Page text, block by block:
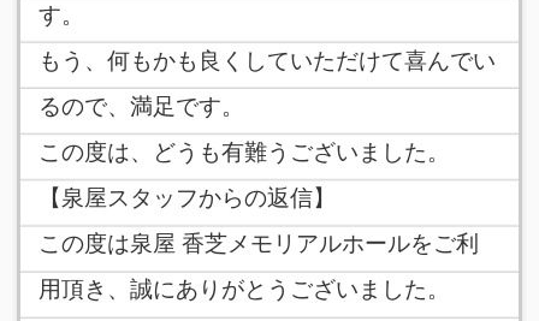
す。
もう、何もかも良くしていただけて喜んでい
るので、満足です。
この度は、どうも有難うございました。
【泉屋スタッフからの返信】
この度は泉屋 香芝メモリアルホールをご利
用頂き、誠にありがとうございました。